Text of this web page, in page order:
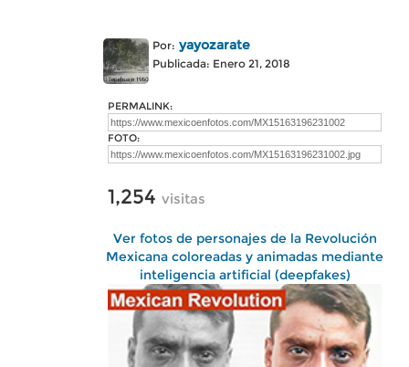
Por: yayozarate
Publicada: Enero 21, 2018
PERMALINK:
FOTO:
1,254 visitas
Ver fotos de personajes de la Revolución
Mexicana coloreadas y animadas mediante
inteligencia artificial (deepfakes)